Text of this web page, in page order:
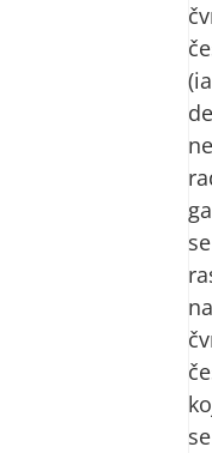
se
na
se